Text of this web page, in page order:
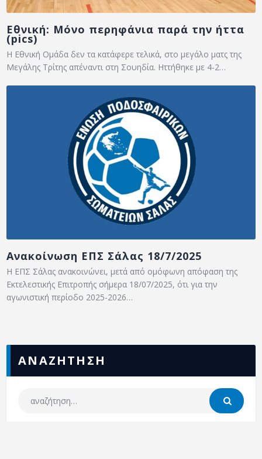
Εθνική: Μόνο περηφάνια παρά την ήττα
(pics)
Η Εθνική Ομάδα δεν τα κατάφερε τελικά, στο μεγάλο ματς της
Μεγάλης Τρίτης απέναντι στη Σουηδία. Ηττήθηκε με 4-2…
Ανακοίνωση ΕΠΣ Σάλας 18/7/2025
Η ΕΠΣ Σάλας ανακοινώνει, μετά από ομόφωνη απόφαση της
Εκτελεστικής Επιτροπής σήμερα 18/07/2025, ότι για την
αγωνιστική περίοδο 2025-2026…
ΑΝΑΖΗΤΗΣΗ